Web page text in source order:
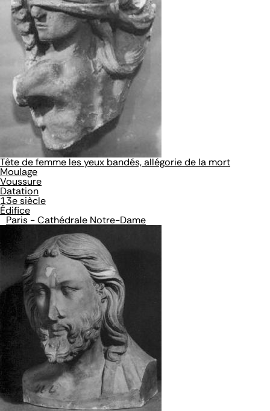
Tête de femme les yeux bandés, allégorie de la mort
Moulage
Voussure
Datation
13e siècle
Édifice
Paris - Cathédrale Notre-Dame